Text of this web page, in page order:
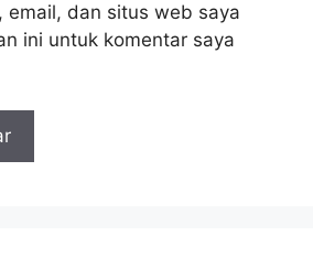
email, dan situs web saya
ini untuk komentar saya